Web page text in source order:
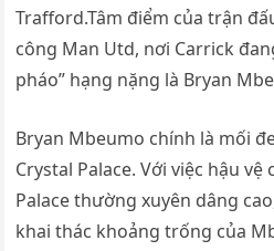
Trafford.Tâm điểm của trận
công Man Utd, nơi Carrick
pháo” hạng nặng là Bryan
Bryan Mbeumo chính là mối
Crystal Palace. Với việc hậu
Palace thường xuyên dâng
khai thác khoảng trống của